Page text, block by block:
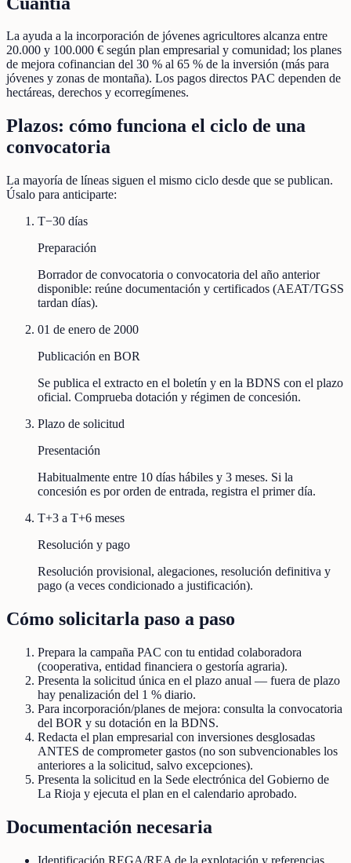
La ayuda a la incorporación de jóvenes agricultores alcanza entre
20.000 y 100.000 € según plan empresarial y comunidad; los planes
de mejora cofinancian del 30 % al 65 % de la inversión (más para
jóvenes y zonas de montaña). Los pagos directos PAC dependen de
hectáreas, derechos y ecorregímenes.
Plazos: cómo funciona el ciclo de una
convocatoria
La mayoría de líneas siguen el mismo ciclo desde que se publican.
Úsalo para anticiparte:
T−30 días
Preparación
Borrador de convocatoria o convocatoria del año anterior
disponible: reúne documentación y certificados (AEAT/TGSS
tardan días).
01 de enero de 2000
Publicación en BOR
Se publica el extracto en el boletín y en la BDNS con el plazo
oficial. Comprueba dotación y régimen de concesión.
Plazo de solicitud
Presentación
Habitualmente entre 10 días hábiles y 3 meses. Si la
concesión es por orden de entrada, registra el primer día.
T+3 a T+6 meses
Resolución y pago
Resolución provisional, alegaciones, resolución definitiva y
pago (a veces condicionado a justificación).
Cómo solicitarla paso a paso
Prepara la campaña PAC con tu entidad colaboradora
(cooperativa, entidad financiera o gestoría agraria).
Presenta la solicitud única en el plazo anual — fuera de plazo
hay penalización del 1 % diario.
Para incorporación/planes de mejora: consulta la convocatoria
del BOR y su dotación en la BDNS.
Redacta el plan empresarial con inversiones desglosadas
ANTES de comprometer gastos (no son subvencionables los
anteriores a la solicitud, salvo excepciones).
Presenta la solicitud en la Sede electrónica del Gobierno de
La Rioja y ejecuta el plan en el calendario aprobado.
Documentación necesaria
Identificación REGA/REA de la explotación y referencias